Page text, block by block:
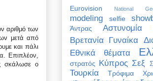
αριθμό των
μετά από
και πάλι
Επιπλέον,
σκάλωσε ο
Eurovision National
modeling selfie
Άντρας
Αστυνομία
Βρετανία Γυναίκα
Εθνικά θέματα
στρατός Κύπρος Σεξ
Τουρκία Τρόφιμα